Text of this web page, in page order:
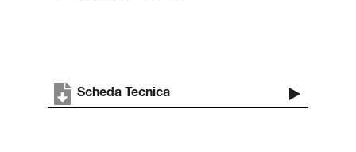
Scheda Tecnica